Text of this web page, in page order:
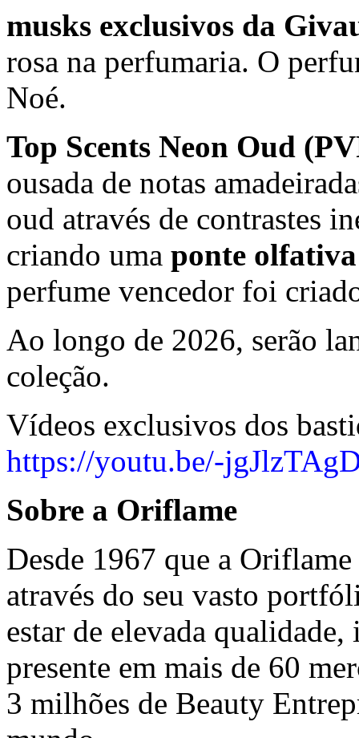
musks exclusivos da
rosa na perfumaria. O
Noé.
Top Scents Neon Oud
ousada de notas
oud através de contrastes
criando uma ponte
perfume vencedor foi
Ao longo de 2026, serão
coleção.
Vídeos exclusivos dos
https://youtu.be/-
Sobre a Oriflame
Desde 1967 que a
através do seu vasto
estar de elevada
presente em mais de 60
3 milhões de Beauty